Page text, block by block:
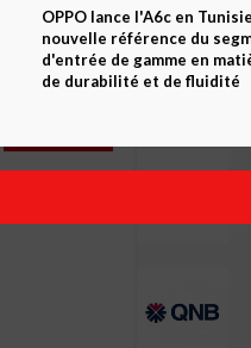
OPPO lance l'A6c en
nouvelle référence du
d'entrée de gamme en
de durabilité et de fluidité